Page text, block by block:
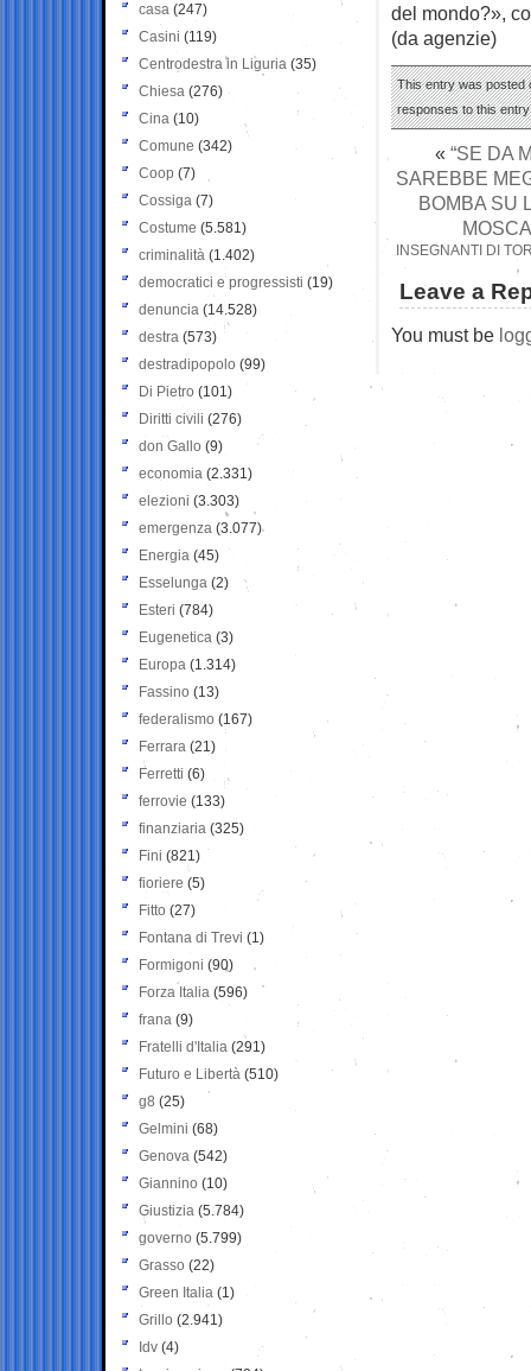
del mondo?»,
(da agenzie)
This entry was posted
responses to this
« “SE DA
SAREBBE
BOMBA SU
INSEGNANTI DI
Leave a
You must be
casa (247)
Casini (119)
Centrodestra in Liguria (35)
Chiesa (276)
Cina (10)
Comune (342)
Coop (7)
Cossiga (7)
Costume (5.581)
criminalità (1.402)
democratici e progressisti (19)
denuncia (14.528)
destra (573)
destradipopolo (99)
Di Pietro (101)
Diritti civili (276)
don Gallo (9)
economia (2.331)
elezioni (3.303)
emergenza (3.077)
Energia (45)
Esselunga (2)
Esteri (784)
Eugenetica (3)
Europa (1.314)
Fassino (13)
federalismo (167)
Ferrara (21)
Ferretti (6)
ferrovie (133)
finanziaria (325)
Fini (821)
fioriere (5)
Fitto (27)
Fontana di Trevi (1)
Formigoni (90)
Forza Italia (596)
frana (9)
Fratelli d'Italia (291)
Futuro e Libertà (510)
g8 (25)
Gelmini (68)
Genova (542)
Giannino (10)
Giustizia (5.784)
governo (5.799)
Grasso (22)
Green Italia (1)
Grillo (2.941)
Idv (4)